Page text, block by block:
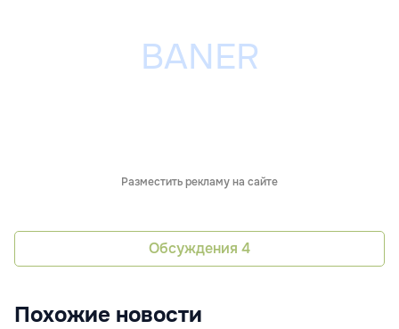
Разместить рекламу на сайте
Обсуждения 4
Похожие новости